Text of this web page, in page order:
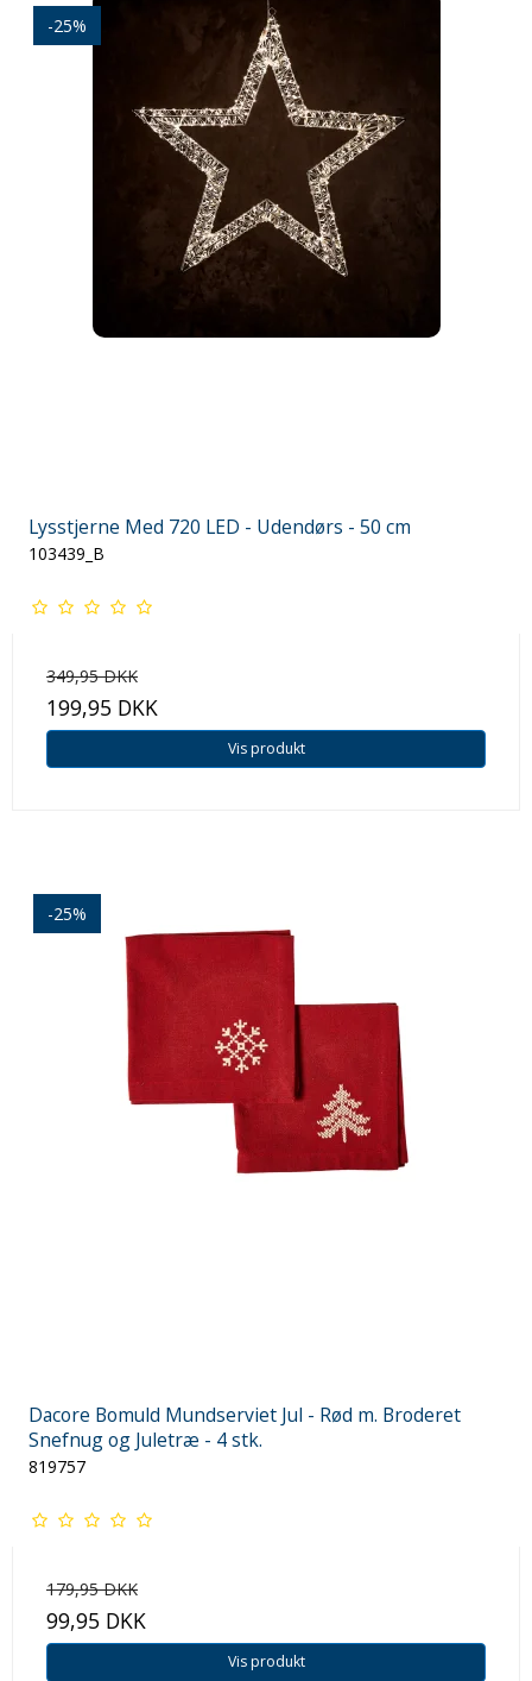
-25%
Lysstjerne Med 720 LED - Udendørs - 50 cm
103439_B
349,95 DKK
199,95 DKK
Vis produkt
-25%
Dacore Bomuld Mundserviet Jul - Rød m. Broderet
Snefnug og Juletræ - 4 stk.
819757
179,95 DKK
99,95 DKK
Vis produkt